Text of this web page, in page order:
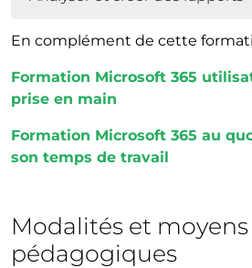
En complément de cette
Formation Microsoft 365
prise en main
Formation Microsoft 365 au
son temps de travail
Modalités et moyens
pédagogiques